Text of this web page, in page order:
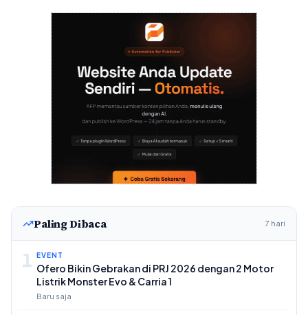
Paling Dibaca 7 hari
1 EVENT
Ofero Bikin Gebrakan di PRJ 2026 dengan 2 Motor
Listrik Monster Evo & Carria 1
Baru saja